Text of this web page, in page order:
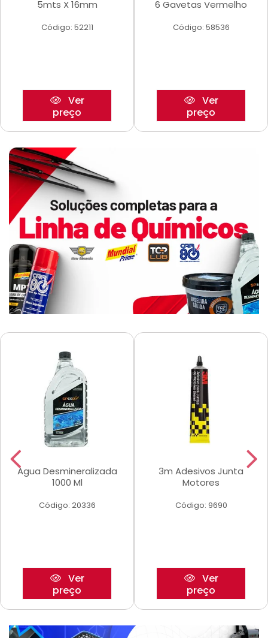
5mts X 16mm
Código: 52211
Ver
preço
6 Gavetas Vermelho
Código: 58536
Ver
preço
Agua Desmineralizada
1000 Ml
Código: 20336
Ver
preço
3m Adesivos Junta
Motores
Código: 9690
Ver
preço